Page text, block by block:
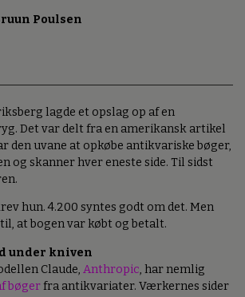
Poulsen
lagde et opslag op af en
Det var delt fra en amerikansk artikel
den uvane at opkøbe antikvariske bøger,
og skanner hver eneste side. Til sidst
hun. 4.200 syntes godt om det. Men
at bogen var købt og betalt.
under kniven
Claude, Anthropic, har nemlig
bøgerfra antikvariater. Værkernes sider